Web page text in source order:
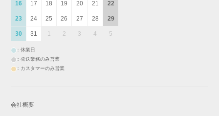
16 17 18 19 20 21 22
23 24 25 26 27 28 29
30 31 1 2 3 4 5
：休業日
：発送業務のみ営業
：カスタマーのみ営業
会社概要